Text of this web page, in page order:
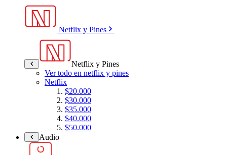
Netflix y Pines
Netflix y Pines
Ver todo en netflix y pines
Netflix
$20.000
$30.000
$35.000
$40.000
$50.000
Audio